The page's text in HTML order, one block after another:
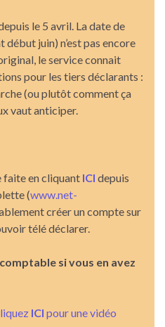
le 5 avril. La date de
juin) n’est pas encore
le service connait
pour les tiers déclarants :
(ou plutôt comment ça
vaut anticiper.
en cliquant ICI depuis
(www.net-
créer un compte sur
télé déclarer.
si vous en avez
ICI pour une vidéo